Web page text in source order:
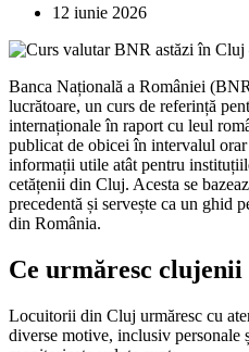
12 iunie 2026
Banca Națională a României
lucrătoare, un curs de referință
internaționale în raport cu leul
publicat de obicei în intervalul
informații utile atât pentru
cetățenii din Cluj. Acesta se
precedentă și servește ca un ghid
din România.
Ce urmăresc clujenii
Locuitorii din Cluj urmăresc cu
diverse motive, inclusiv personale